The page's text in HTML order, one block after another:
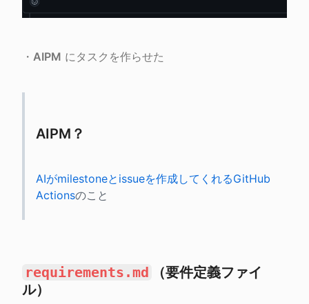
・ AIPM にタスクを作らせた
AIPM？
AIがmilestoneとissueを作成してくれるGitHub
Actionsのこと
requirements.md
（要件定義ファイ
ル）